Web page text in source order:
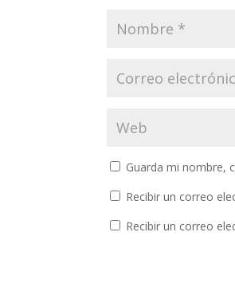
Guarda mi nombre,
Recibir un correo
Recibir un correo